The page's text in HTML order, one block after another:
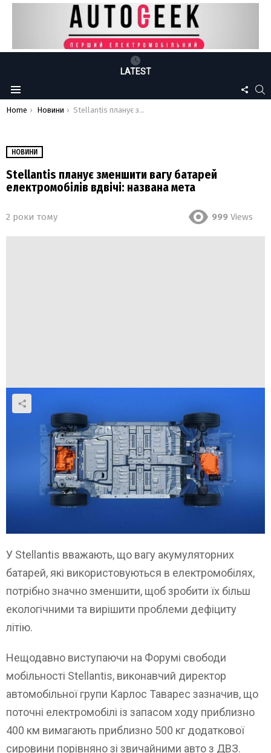
LATEST
Menu
US
You are here:
Home Новини Stellantis планує зменшити вагу батарей електромобілів вдвічі: названа мета
НОВИНИ
Stellantis планує зменшити вагу батарей
електромобілів вдвічі: названа мета
2 роки тому 999 Views
У Stellantis вважають, що вагу акумуляторних
батарей, які використовуються в електромобілях,
потрібно значно зменшити, щоб зробити їх більш
екологічними та вирішити проблеми дефіциту
літію.
Нещодавно виступаючи на Форумі свободи
мобільності Stellantis, виконавчий директор
автомобільної групи Карлос Таварес зазначив, що
поточні електромобілі із запасом ходу приблизно
400 км вимагають приблизно 500 кг додаткової
сировини порівняно зі звичайними авто з ДВЗ.